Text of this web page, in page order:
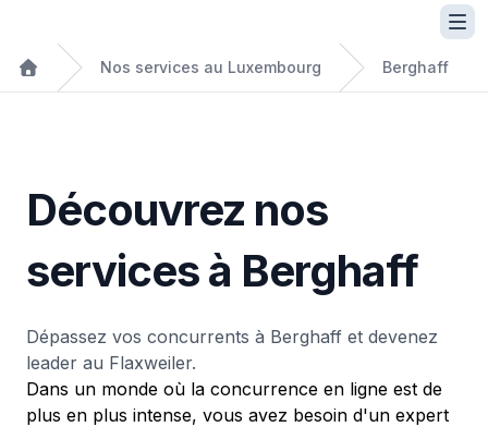
Nos services au Luxembourg Berghaff
Découvrez nos
services à Berghaff
Dépassez vos concurrents à Berghaff et devenez
leader au Flaxweiler.
Dans un monde où la concurrence en ligne est de
plus en plus intense, vous avez besoin d'un expert